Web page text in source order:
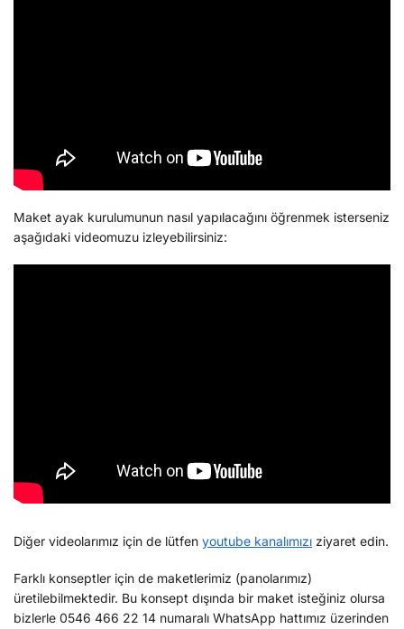
Maket ayak kurulumunun nasıl yapılacağını öğrenmek isterseniz
aşağıdaki videomuzu izleyebilirsiniz:
Diğer videolarımız için de lütfen youtube kanalımızı ziyaret edin.
Farklı konseptler için de maketlerimiz (panolarımız)
üretilebilmektedir. Bu konsept dışında bir maket isteğiniz olursa
bizlerle 0546 466 22 14 numaralı WhatsApp hattımız üzerinden